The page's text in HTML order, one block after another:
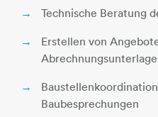
Technische Beratung
Erstellen von
Baubesprechungen